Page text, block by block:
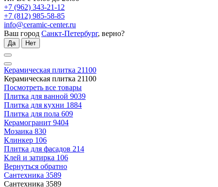
+7 (962) 343-21-12
+7 (812) 985-58-85
info@ceramic-center.ru
Ваш город Санкт-Петербург, верно?
Да Нет
Керамическая плитка 21100
Керамическая плитка 21100
Посмотреть все товары
Плитка для ванной 9039
Плитка для кухни 1884
Плитка для пола 609
Керамогранит 9404
Мозаика 830
Клинкер 106
Плитка для фасадов 214
Клей и затирка 106
Вернуться обратно
Сантехника 3589
Сантехника 3589